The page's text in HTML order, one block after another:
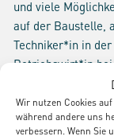
Wir nutzen Cookies
während andere uns
verbessern. Wenn Sie
und viele
auf der Baustelle,
Techniker*in in
Betriebswirt*in
wird nie
Welche
Bei uns gibt es